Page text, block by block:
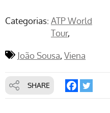
Categorias: ATP World
Tour
João Sousa Viena
SHARE